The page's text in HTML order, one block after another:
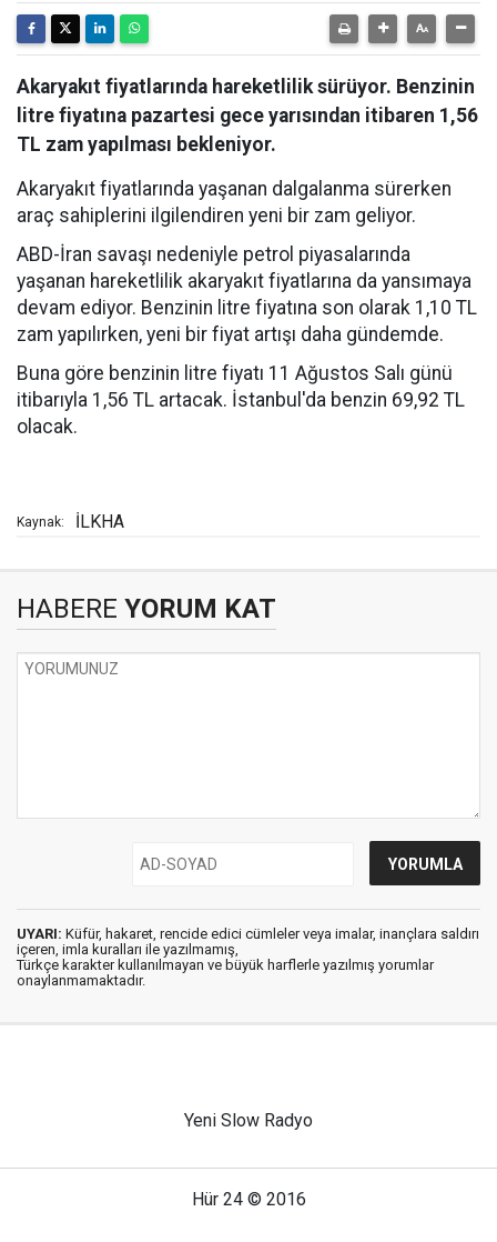
Akaryakıt fiyatlarında hareketlilik sürüyor. Benzinin
litre fiyatına pazartesi gece yarısından itibaren 1,56
TL zam yapılması bekleniyor.
Akaryakıt fiyatlarında yaşanan dalgalanma sürerken
araç sahiplerini ilgilendiren yeni bir zam geliyor.
ABD-İran savaşı nedeniyle petrol piyasalarında
yaşanan hareketlilik akaryakıt fiyatlarına da yansımaya
devam ediyor. Benzinin litre fiyatına son olarak 1,10 TL
zam yapılırken, yeni bir fiyat artışı daha gündemde.
Buna göre benzinin litre fiyatı 11 Ağustos Salı günü
itibarıyla 1,56 TL artacak. İstanbul'da benzin 69,92 TL
olacak.
Kaynak: İLKHA
HABERE YORUM KAT
UYARI: Küfür, hakaret, rencide edici cümleler veya imalar, inançlara saldırı
içeren, imla kuralları ile yazılmamış,
Türkçe karakter kullanılmayan ve büyük harflerle yazılmış yorumlar
onaylanmamaktadır.
Yeni Slow Radyo
Hür 24 © 2016